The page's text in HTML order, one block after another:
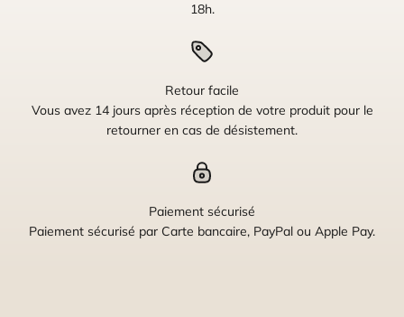
18h.
Retour facile
Vous avez 14 jours après réception de votre produit pour le
retourner en cas de désistement.
Paiement sécurisé
Paiement sécurisé par Carte bancaire, PayPal ou Apple Pay.